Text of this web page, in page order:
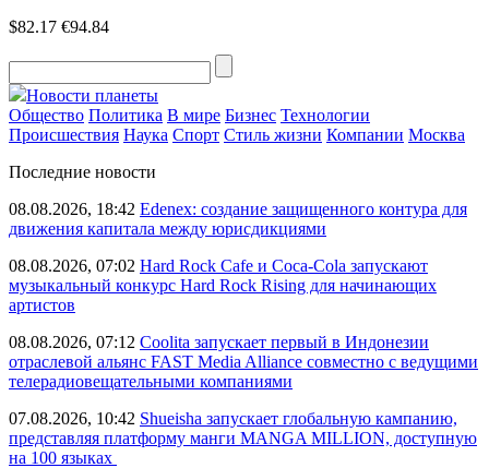
$82.17 €94.84
Новости планеты
Общество Политика В мире Бизнес Технологии
Происшествия Наука Спорт Стиль жизни Компании Москва
Последние новости
08.08.2026, 18:42 Edenex: создание защищенного контура для
движения капитала между юрисдикциями
08.08.2026, 07:02 Hard Rock Cafe и Coca-Cola запускают
музыкальный конкурс Hard Rock Rising для начинающих
артистов
08.08.2026, 07:12 Coolita запускает первый в Индонезии
отраслевой альянс FAST Media Alliance совместно с ведущими
телерадиовещательными компаниями
07.08.2026, 10:42 Shueisha запускает глобальную кампанию,
представляя платформу манги MANGA MILLION, доступную
на 100 языках